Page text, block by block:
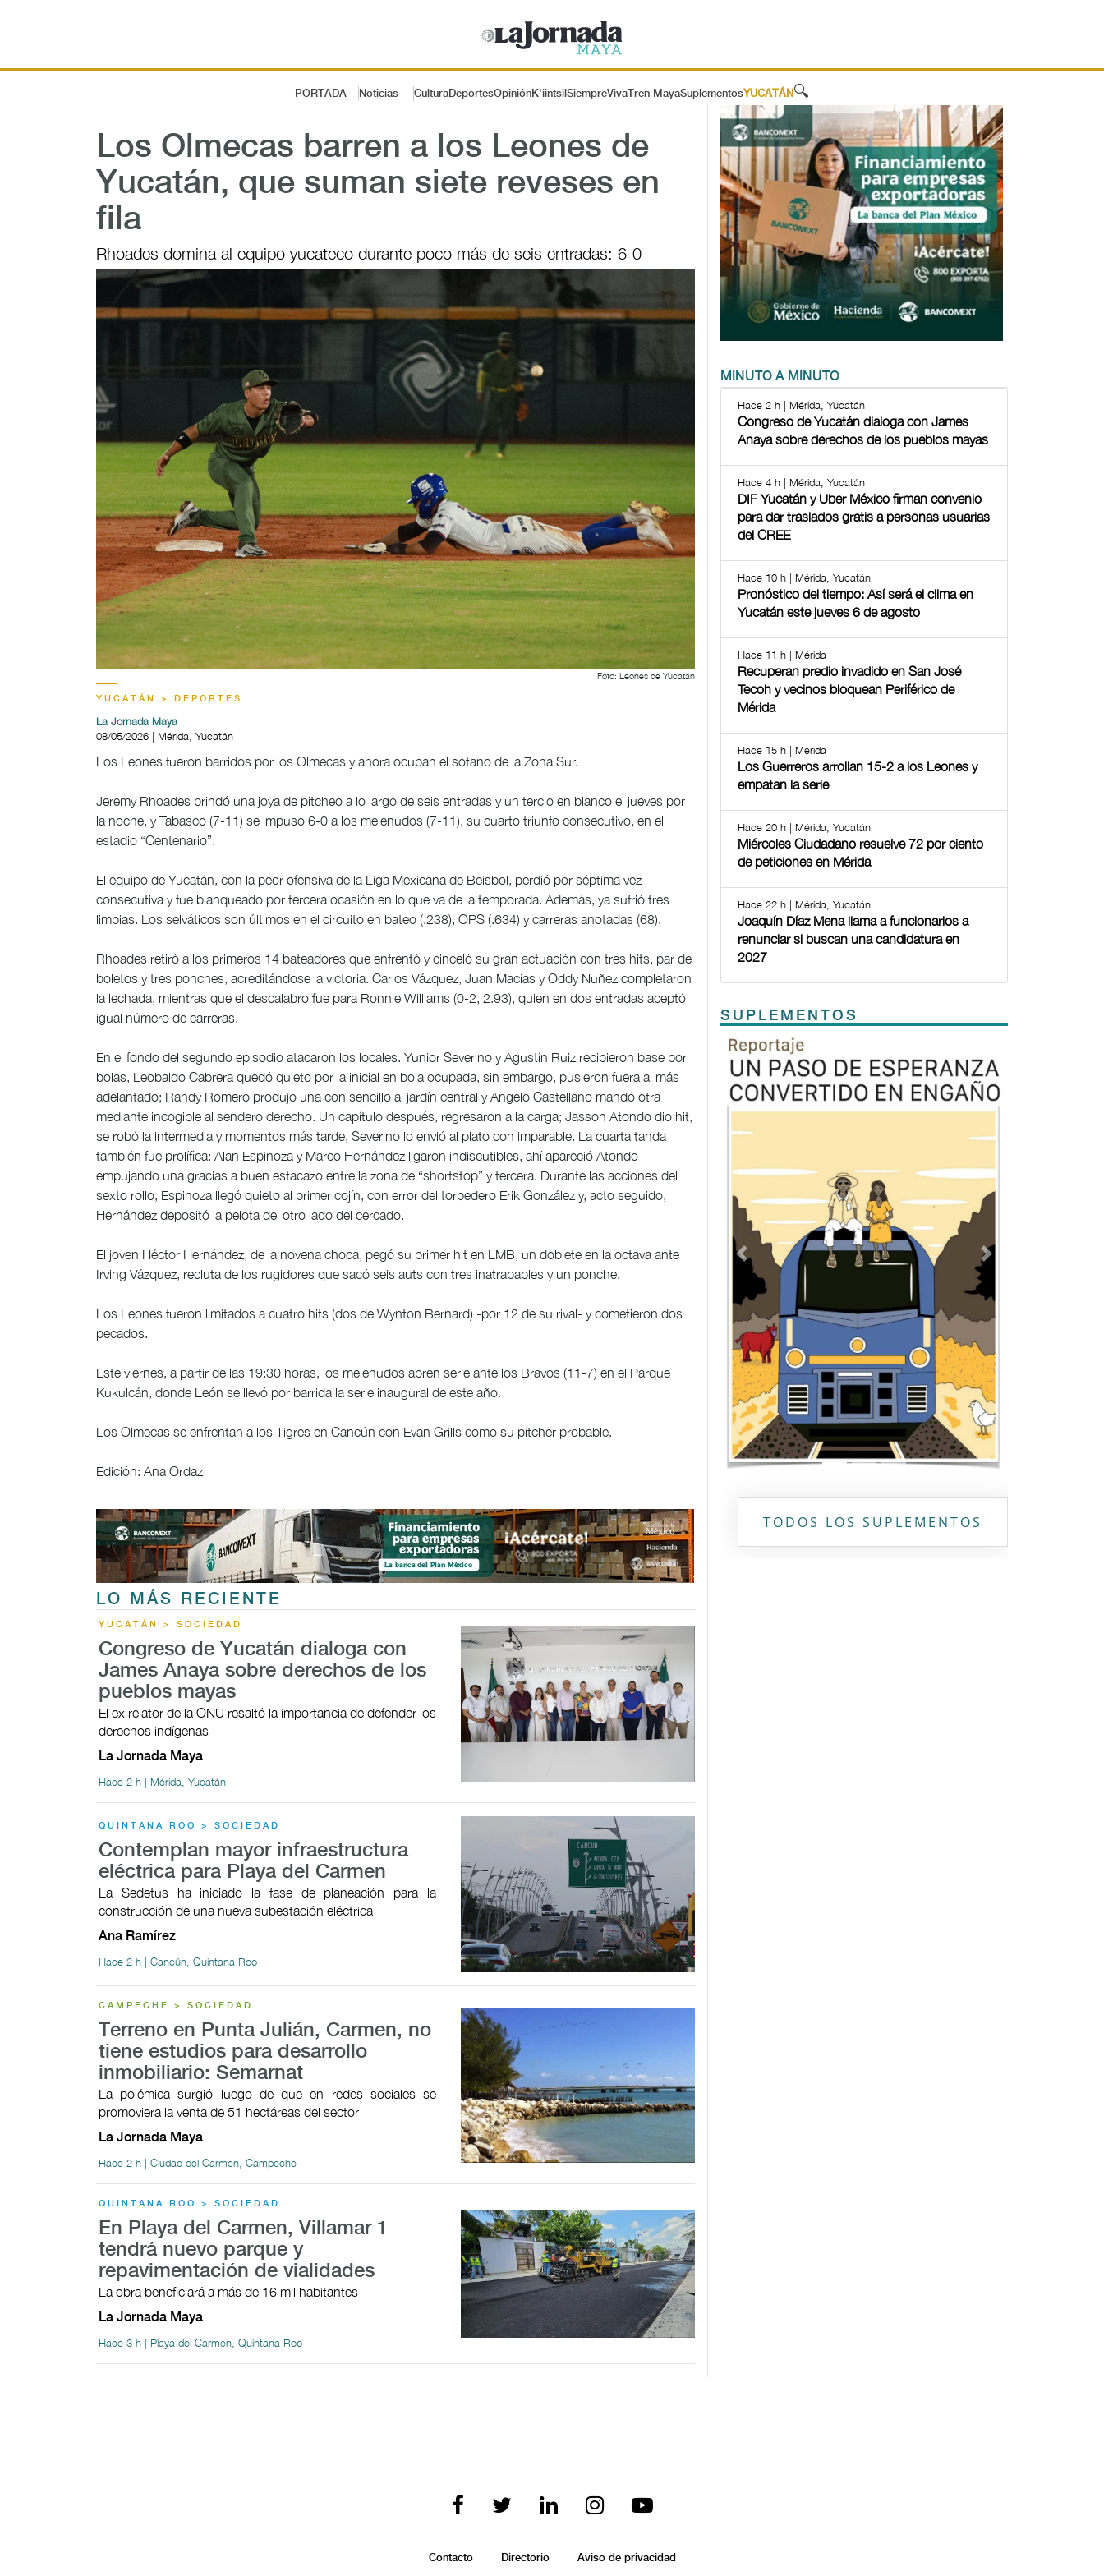
PORTADA Noticias CulturaDeportesOpiniónK'iintsil SiempreViva Tren MayaSuplementosYUCATÁN 🔍
Los Olmecas barren a los Leones de
Yucatán, que suman siete reveses en
fila
Rhoades domina al equipo yucateco durante poco más de seis entradas: 6-0
Foto: Leones de Yucatán
YUCATÁN > DEPORTES
La Jornada Maya
08/05/2026 | Mérida, Yucatán
Los Leones fueron barridos por los Olmecas y ahora ocupan el sótano de la Zona Sur.
Jeremy Rhoades brindó una joya de pitcheo a lo largo de seis entradas y un tercio en blanco el jueves por
la noche, y Tabasco (7-11) se impuso 6-0 a los melenudos (7-11), su cuarto triunfo consecutivo, en el
estadio “Centenario”.
El equipo de Yucatán, con la peor ofensiva de la Liga Mexicana de Beisbol, perdió por séptima vez
consecutiva y fue blanqueado por tercera ocasión en lo que va de la temporada. Además, ya sufrió tres
limpias. Los selváticos son últimos en el circuito en bateo (.238), OPS (.634) y carreras anotadas (68).
Rhoades retiró a los primeros 14 bateadores que enfrentó y cinceló su gran actuación con tres hits, par de
boletos y tres ponches, acreditándose la victoria. Carlos Vázquez, Juan Macías y Oddy Nuñez completaron
la lechada, mientras que el descalabro fue para Ronnie Williams (0-2, 2.93), quien en dos entradas aceptó
igual número de carreras.
En el fondo del segundo episodio atacaron los locales. Yunior Severino y Agustín Ruiz recibieron base por
bolas, Leobaldo Cabrera quedó quieto por la inicial en bola ocupada, sin embargo, pusieron fuera al más
adelantado; Randy Romero produjo una con sencillo al jardín central y Angelo Castellano mandó otra
mediante incogible al sendero derecho. Un capítulo después, regresaron a la carga; Jasson Atondo dio hit,
se robó la intermedia y momentos más tarde, Severino lo envió al plato con imparable. La cuarta tanda
también fue prolífica: Alan Espinoza y Marco Hernández ligaron indiscutibles, ahí apareció Atondo
empujando una gracias a buen estacazo entre la zona de “shortstop” y tercera. Durante las acciones del
sexto rollo, Espinoza llegó quieto al primer cojín, con error del torpedero Erik González y, acto seguido,
Hernández depositó la pelota del otro lado del cercado.
El joven Héctor Hernández, de la novena choca, pegó su primer hit en LMB, un doblete en la octava ante
Irving Vázquez, recluta de los rugidores que sacó seis auts con tres inatrapables y un ponche.
Los Leones fueron limitados a cuatro hits (dos de Wynton Bernard) -por 12 de su rival- y cometieron dos
pecados.
Este viernes, a partir de las 19:30 horas, los melenudos abren serie ante los Bravos (11-7) en el Parque
Kukulcán, donde León se llevó por barrida la serie inaugural de este año.
Los Olmecas se enfrentan a los Tigres en Cancún con Evan Grills como su pítcher probable.
Edición: Ana Ordaz
LO MÁS RECIENTE
YUCATÁN > SOCIEDAD
Congreso de Yucatán dialoga con
James Anaya sobre derechos de los
pueblos mayas
El ex relator de la ONU resaltó la importancia de defender los
derechos indígenas
La Jornada Maya
Hace 2 h | Mérida, Yucatán
QUINTANA ROO > SOCIEDAD
Contemplan mayor infraestructura
eléctrica para Playa del Carmen
La Sedetus ha iniciado la fase de planeación para la
construcción de una nueva subestación eléctrica
Ana Ramírez
Hace 2 h | Cancún, Quintana Roo
CAMPECHE > SOCIEDAD
Terreno en Punta Julián, Carmen, no
tiene estudios para desarrollo
inmobiliario: Semarnat
La polémica surgió luego de que en redes sociales se
promoviera la venta de 51 hectáreas del sector
La Jornada Maya
Hace 2 h | Ciudad del Carmen, Campeche
QUINTANA ROO > SOCIEDAD
En Playa del Carmen, Villamar 1
tendrá nuevo parque y
repavimentación de vialidades
La obra beneficiará a más de 16 mil habitantes
La Jornada Maya
Hace 3 h | Playa del Carmen, Quintana Roo
MINUTO A MINUTO
Hace 2 h | Mérida, Yucatán
Congreso de Yucatán dialoga con James
Anaya sobre derechos de los pueblos mayas
Hace 4 h | Mérida, Yucatán
DIF Yucatán y Uber México firman convenio
para dar traslados gratis a personas usuarias
del CREE
Hace 10 h | Mérida, Yucatán
Pronóstico del tiempo: Así será el clima en
Yucatán este jueves 6 de agosto
Hace 11 h | Mérida
Recuperan predio invadido en San José
Tecoh y vecinos bloquean Periférico de
Mérida
Hace 15 h | Mérida
Los Guerreros arrollan 15-2 a los Leones y
empatan la serie
Hace 20 h | Mérida, Yucatán
Miércoles Ciudadano resuelve 72 por ciento
de peticiones en Mérida
Hace 22 h | Mérida, Yucatán
Joaquín Díaz Mena llama a funcionarios a
renunciar si buscan una candidatura en
2027
SUPLEMENTOS
Previous Next
TODOS LOS SUPLEMENTOS
Contacto Directorio Aviso de privacidad